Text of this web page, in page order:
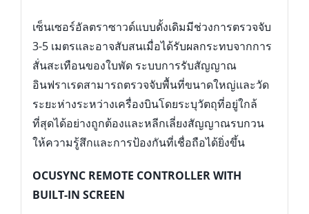
OCUSYNC REMOTE CONTROLLER WITH
BUILT-IN SCREEN
หน้าจอขนาด 5.5 นิ้วความละเอียด 1080p ที่มา
พร้อมกับ Phantom 4 Pro + V2.0 controller ให้
ความสว่างถึง 1000 cd / m2 และสว่างกว่าสมาร์ทอุ
ปกรณ์ธรรมดาถึงสองเท่า เมื่อมีการติดตั้งแอป DJI
GO ไว้ในหน้าจอฮาร์ดแวร์และซอฟต์แวร์จะได้รับ
การปรับให้เหมาะสมอย่างเต็มที่ทำให้คุณสามารถ